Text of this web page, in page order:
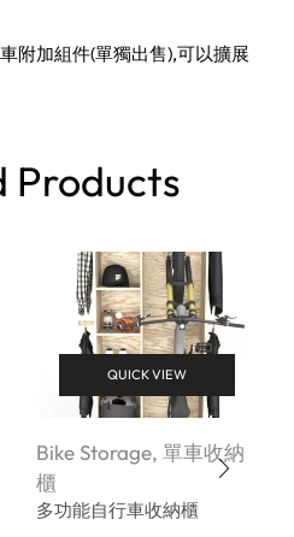
附加組件(單獨出售),可以擴展
Products
QUICK VIEW
Bike Storage, 單車收納
櫃
多功能自行車收納櫃